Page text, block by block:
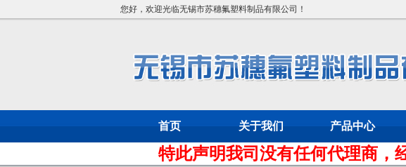
您好，欢迎光临无锡市苏穗氟塑料制品有限公司！
首页 关于我们 产品中心
特此声明我司没有任何代理商，经